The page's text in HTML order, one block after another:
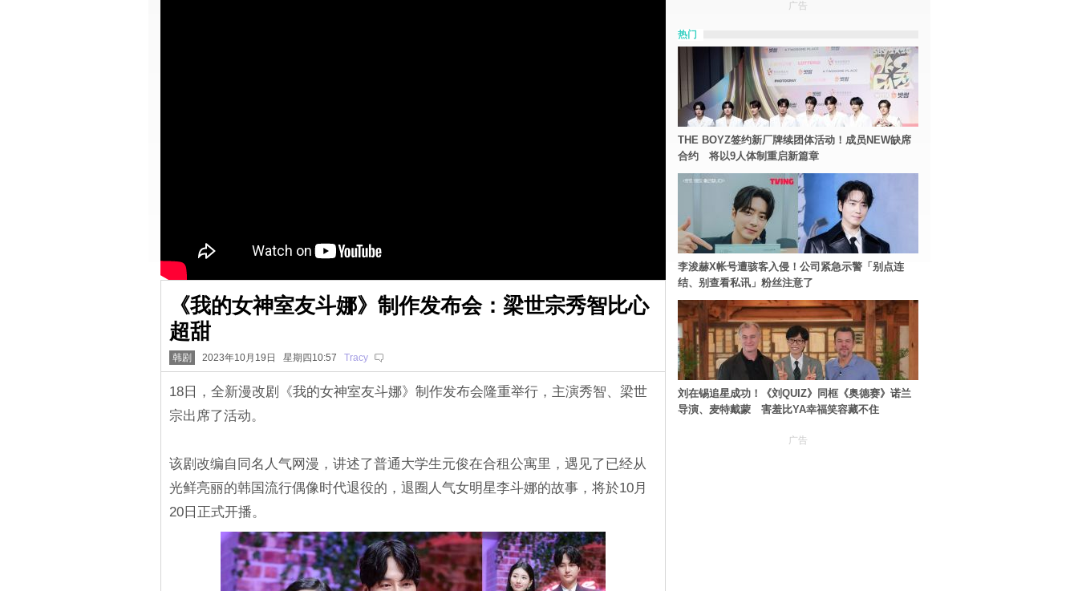
《我的女神室友斗娜》制作发布会：梁世宗秀智比心
超甜
韩剧 2023年10月19日 星期四10:57 Tracy
18日，全新漫改剧《我的女神室友斗娜》制作发布会隆重举行，主演秀智、梁世
宗出席了活动。
该剧改编自同名人气网漫，讲述了普通大学生元俊在合租公寓里，遇见了已经从
光鲜亮丽的韩国流行偶像时代退役的，退圈人气女明星李斗娜的故事，将於10月
20日正式开播。
广告
热门
THE BOYZ签约新厂牌续团体活动！成员NEW缺席
合约 将以9人体制重启新篇章
李浚赫X帐号遭骇客入侵！公司紧急示警「别点连
结、别查看私讯」粉丝注意了
刘在锡追星成功！《刘QUIZ》同框《奥德赛》诺兰
导演、麦特戴蒙 害羞比YA幸福笑容藏不住
广告